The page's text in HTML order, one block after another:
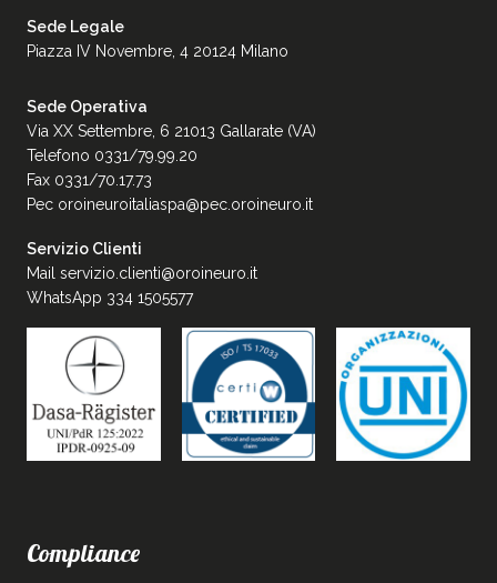
Sede Legale
Piazza IV Novembre, 4 20124 Milano
Sede Operativa
Via XX Settembre, 6 21013 Gallarate (VA)
Telefono 0331/79.99.20
Fax 0331/70.17.73
Pec oroineuroitaliaspa@pec.oroineuro.it
Servizio Clienti
Mail servizio.clienti@oroineuro.it
WhatsApp 334 1505577
Compliance